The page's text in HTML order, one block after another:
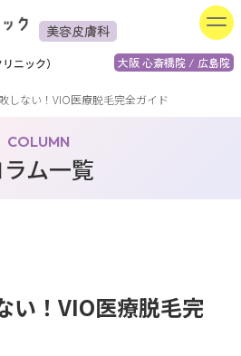
美容皮膚科
大阪 心斎橋院 / 広島院
ニック）
しない！VIO医療脱毛完全ガイド
COLUMN
ラム一覧
い！VIO医療脱毛完